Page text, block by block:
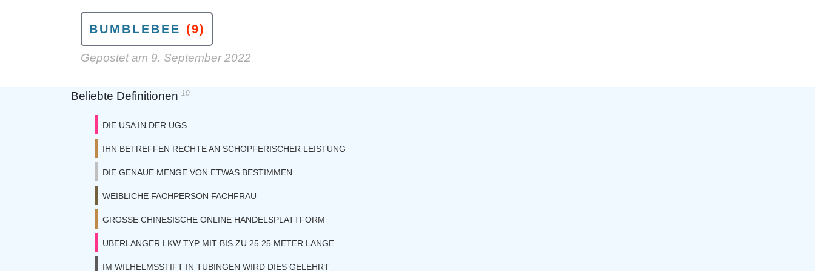
BUMBLEBEE (9)
Gepostet am 9. September 2022
Beliebte Definitionen 10
DIE USA IN DER UGS
IHN BETREFFEN RECHTE AN SCHOPFERISCHER LEISTUNG
DIE GENAUE MENGE VON ETWAS BESTIMMEN
WEIBLICHE FACHPERSON FACHFRAU
GROSSE CHINESISCHE ONLINE HANDELSPLATTFORM
UBERLANGER LKW TYP MIT BIS ZU 25 25 METER LANGE
IM WILHELMSSTIFT IN TUBINGEN WIRD DIES GELEHRT